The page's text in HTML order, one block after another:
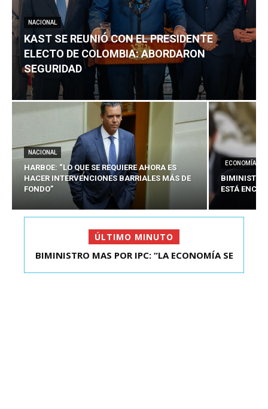
NACIONAL
KAST SE REUNIÓ CON EL PRESIDENTE
ELECTO DE COLOMBIA: ABORDARON
SEGURIDAD
NACIONAL
HARBOE: “LO QUE SE REQUIERE AHORA ES
HACER INTERVENCIONES BARRIALES MÁS DE
FONDO”
ECONOMÍA
BIMINISTRO
ESTÁ
ÚLTIMO MINUTO
KAST SE REUNIÓ CON EL PRESIDENTE ELECTO DE
BIMINISTRO MAS POR IPC: “LA ECONOMÍA SE